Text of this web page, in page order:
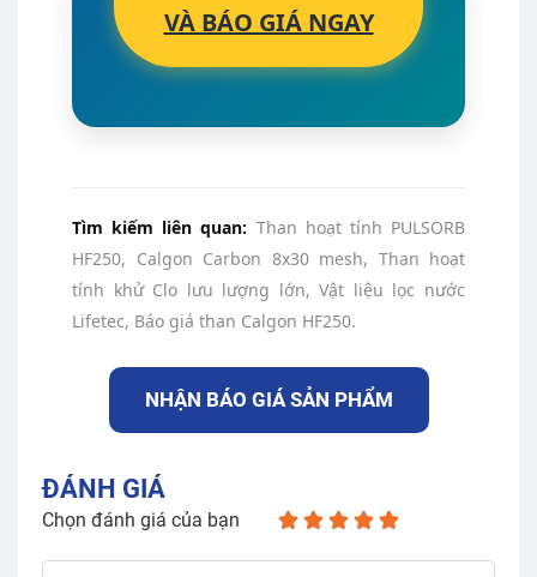
VÀ BÁO GIÁ NGAY
Tìm kiếm liên quan: Than hoạt tính PULSORB
HF250, Calgon Carbon 8x30 mesh, Than hoạt
tính khử Clo lưu lượng lớn, Vật liệu lọc nước
Lifetec, Báo giá than Calgon HF250.
NHẬN BÁO GIÁ SẢN PHẨM
ĐÁNH GIÁ
Chọn đánh giá của bạn